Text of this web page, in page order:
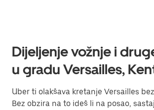
Dijeljenje vožnje i
u gradu Versailles,
Uber ti olakšava kretanje Versailles
Bez obzira na to ideš li na posao,